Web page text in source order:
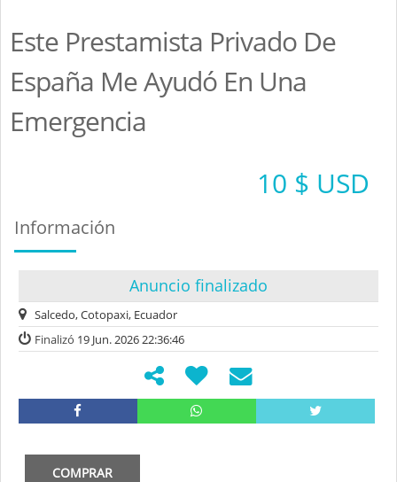
Este Prestamista Privado De
España Me Ayudó En Una
Emergencia
10 $ USD
Información
Anuncio finalizado
Salcedo, Cotopaxi, Ecuador
Finalizó 19 Jun. 2026 22:36:46
COMPRAR